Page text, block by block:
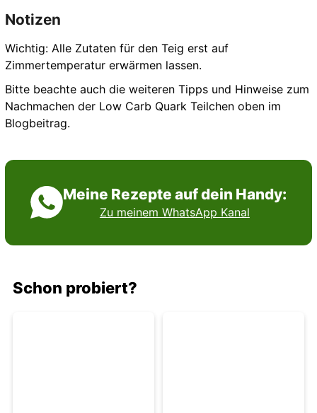
Notizen
Wichtig: Alle Zutaten für den Teig erst auf
Zimmertemperatur erwärmen lassen.
Bitte beachte auch die weiteren Tipps und Hinweise zum
Nachmachen der Low Carb Quark Teilchen oben im
Blogbeitrag.
Meine Rezepte auf dein Handy:
Zu meinem WhatsApp Kanal
Schon probiert?